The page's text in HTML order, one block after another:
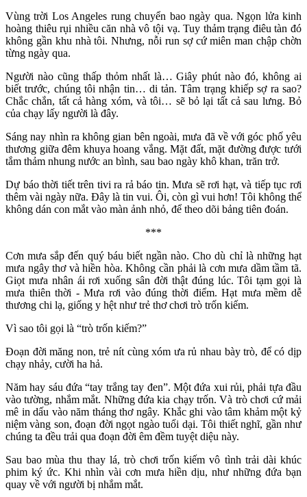
Vùng trời Los Angeles rung chuyển bao ngày qua. Ngọn lửa kinh
hoàng thiêu rụi nhiều căn nhà vô tội vạ. Tuy thảm trạng điêu tàn đó
không gần khu nhà tôi. Nhưng, nỗi run sợ cứ miên man chập chờn
từng ngày qua.
Người nào cũng thấp thỏm nhất là… Giây phút nào đó, không ai
biết trước, chúng tôi nhận tin… di tản. Tâm trạng khiếp sợ ra sao?
Chắc chắn, tất cả hàng xóm, và tôi… sẽ bỏ lại tất cả sau lưng. Bỏ
của chạy lấy người là đây.
Sáng nay nhìn ra không gian bên ngoài, mưa đã về với góc phố yêu
thương giữa đêm khuya hoang vắng. Mặt đất, mặt đường được tưới
tắm thảm nhung nước an bình, sau bao ngày khô khan, trăn trở.
Dự báo thời tiết trên tivi ra rả báo tin. Mưa sẽ rơi hạt, và tiếp tục rơi
thêm vài ngày nữa. Đây là tin vui. Ôi, còn gì vui hơn! Tôi không thể
không dán con mắt vào màn ảnh nhỏ, để theo dõi bảng tiên đoán.
***
Cơn mưa sắp đến quý báu biết ngần nào. Cho dù chỉ là những hạt
mưa ngây thơ và hiền hòa. Không cần phải là cơn mưa dầm tầm tã.
Giọt mưa nhân ái rơi xuống sân đời thật đúng lúc. Tôi tạm gọi là
mưa thiên thời - Mưa rơi vào đúng thời điểm. Hạt mưa mềm dễ
thương chi lạ, giống y hệt như trẻ thơ chơi trò trốn kiếm.
Vì sao tôi gọi là “trò trốn kiếm?”
Đoạn đời măng non, trẻ nít cùng xóm ưa rủ nhau bày trò, để có dịp
chạy nhảy, cười ha hả.
Năm hay sáu đứa “tay trắng tay đen”. Một đứa xui rủi, phải tựa đầu
vào tường, nhắm mắt. Những đứa kia chạy trốn. Và trò chơi cứ mải
mê in dấu vào năm tháng thơ ngây. Khắc ghi vào tâm khảm một kỷ
niệm vàng son, đoạn đời ngọt ngào tuổi dại. Tôi thiết nghĩ, gần như
chúng ta đều trải qua đoạn đời êm đềm tuyệt diệu này.
Sau bao mùa thu thay lá, trò chơi trốn kiếm vô tình trải dài khúc
phim ký ức. Khi nhìn vài cơn mưa hiền dịu, như những đứa bạn
quay về với người bị nhắm mắt.